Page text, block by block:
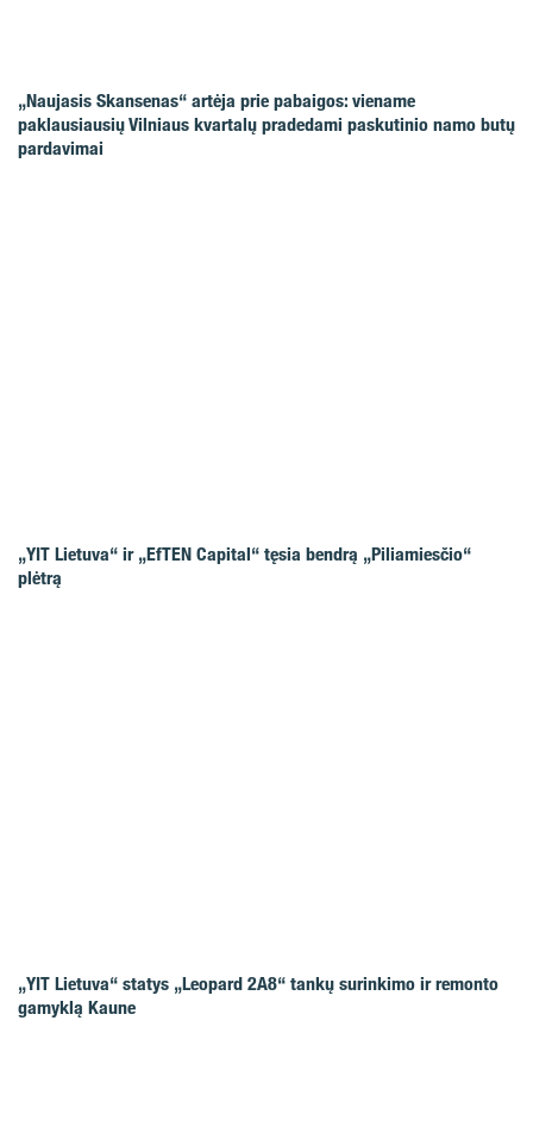
„Naujasis Skansenas“ artėja prie pabaigos: viename
paklausiausių Vilniaus kvartalų pradedami paskutinio namo butų
pardavimai
„YIT Lietuva“ ir „EfTEN Capital“ tęsia bendrą „Piliamiesčio“
plėtrą
„YIT Lietuva“ statys „Leopard 2A8“ tankų surinkimo ir remonto
gamyklą Kaune